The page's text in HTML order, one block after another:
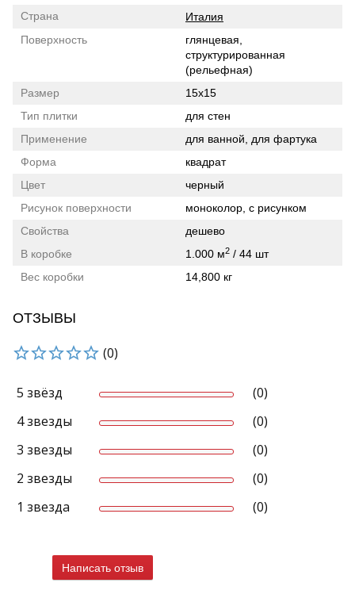
Страна
Италия
Поверхность
глянцевая,
структурированная
(рельефная)
Размер
15x15
Тип плитки
для стен
Применение
для ванной, для фартука
Форма
квадрат
Цвет
черный
Рисунок поверхности
моноколор, с рисунком
Свойства
дешево
В коробке
1.000 м2 / 44 шт
Вес коробки
14,800 кг
ОТЗЫВЫ
(0)
5 звёзд
(0)
4 звезды
(0)
3 звезды
(0)
2 звезды
(0)
1 звезда
(0)
Написать отзыв